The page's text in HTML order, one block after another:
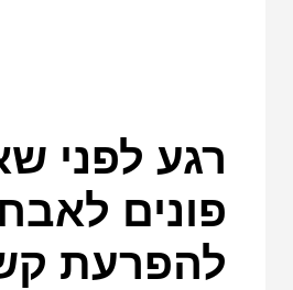
רגע לפני
פונים
להפרעת